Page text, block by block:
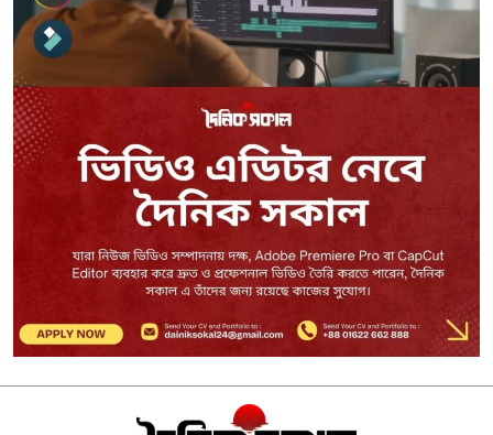
২৬ জুলাইয়ের ঘটনা আপনারা দেখেননি?
পুলিশকেই আমরা পিটিয়ে পিটিয়ে রক্তাক্ত
করেছি এ দৃশ্য কি আপনারা দেখেননি
“শেখ হাসিনার জেল হোক, ফাঁসি হোক
কোনোটিই আমি সমর্থন করি না’: কাদের
সিদ্দিকী
শীর্ষ মাদক কারবারিদের নির্মোহ তালিকা তৈরি
হচ্ছে: স্বরাষ্ট্রমন্ত্রী
বন্যায় ক্ষতিগ্রস্ত ১০০ পরিবারকে নতুন ঘর
দেবেন প্রধানমন্ত্রী